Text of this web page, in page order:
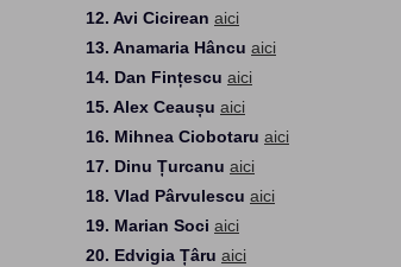
12. Avi Cicirean aici
13. Anamaria Hâncu aici
14. Dan Fințescu aici
15. Alex Ceaușu aici
16. Mihnea Ciobotaru aici
17. Dinu Țurcanu aici
18. Vlad Pârvulescu aici
19. Marian Soci aici
20. Edvigia Țâru aici